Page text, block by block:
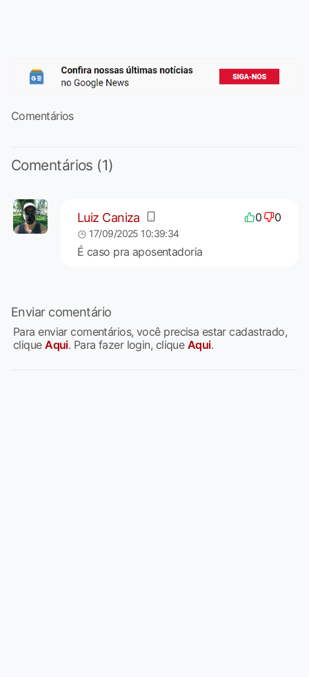
Comentários
Comentários (1)
Luiz Caniza 0 0
17/09/2025 10:39:34
É caso pra aposentadoria
Enviar comentário
Para enviar comentários, você precisa estar cadastrado,
cliqueAqui. Para fazer login, clique Aqui.